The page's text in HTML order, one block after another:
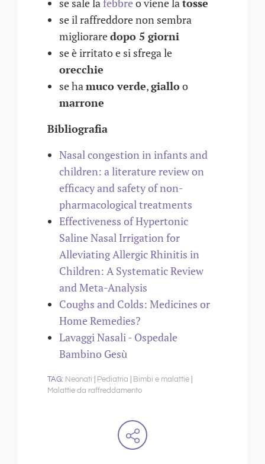
se sale lafebbreo viene latosse
se il raffreddore non sembra
miglioraredopo 5 giorni
se è irritato e si sfrega le
orecchie
se hamuco verde,gialloo
marrone
Bibliografia
Nasal congestion in infants and
children: a literature review on
efficacy and safety of non-
pharmacological treatments
Effectiveness of Hypertonic
Saline Nasal Irrigation for
Alleviating Allergic Rhinitis in
Children: A Systematic Review
and Meta-Analysis
Coughs and Colds: Medicines or
Home Remedies?
Lavaggi Nasali - Ospedale
Bambino Gesù
Neonati Pediatria
Bimbi e malattie
Malattie da raffreddamento